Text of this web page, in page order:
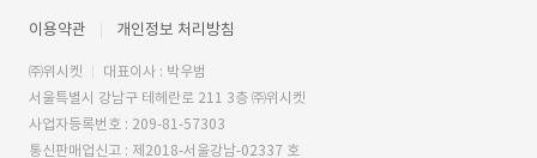
이용약관 개인정보 처리방침
㈜위시켓
대표이사 : 박우범
서울특별시 강남구 테헤란로 211 3층 ㈜위시켓
사업자등록번호 : 209-81-57303
통신판매업신고 : 제2018-서울강남-02337 호